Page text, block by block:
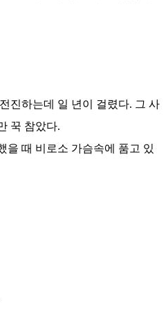
진하는데 일 년이 걸렸다. 그 사
꾹 참았다.
을 때 비로소 가슴속에 품고 있